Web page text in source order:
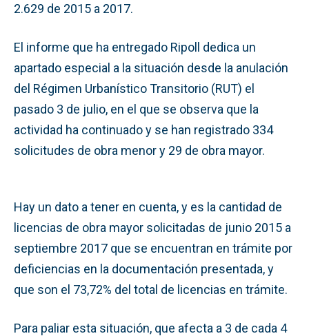
2.629 de 2015 a 2017.
El informe que ha entregado Ripoll dedica un
apartado especial a la situación desde la anulación
del Régimen Urbanístico Transitorio (RUT) el
pasado 3 de julio, en el que se observa que la
actividad ha continuado y se han registrado 334
solicitudes de obra menor y 29 de obra mayor.
Hay un dato a tener en cuenta, y es la cantidad de
licencias de obra mayor solicitadas de junio 2015 a
septiembre 2017 que se encuentran en trámite por
deficiencias en la documentación presentada, y
que son el 73,72% del total de licencias en trámite.
Para paliar esta situación, que afecta a 3 de cada 4